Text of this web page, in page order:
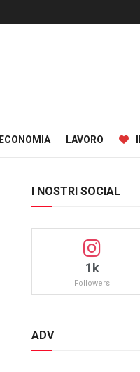
ECONOMIA LAVORO
I NOSTRI SOCIAL
1k
Followers
ADV